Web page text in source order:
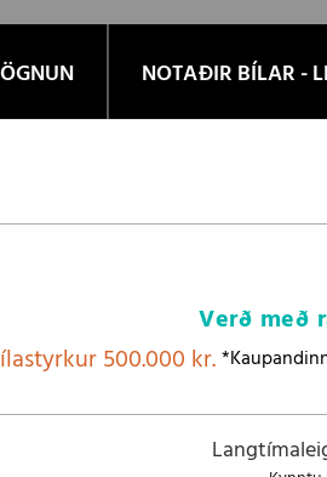
NOTAÐIR BÍLAR -
Verð með
500.000 kr.